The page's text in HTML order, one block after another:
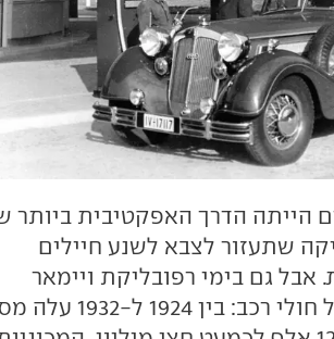
הייתה הדרך האפקטיבית ביותר
שתעזור לצבא לשנע חיילים
אבל גם בימי רפובליקת ויימאר
גרמניה הפכה למקום של חולי רכב: בין